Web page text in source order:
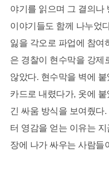
야기를 읽으며 그 결의나
이야기들도 함께 나누었
잃을 각오로 파업에 참여
은 경찰이 현수막을 강제
않았다. 현수막을 벽에
카드로 내렸다가, 옷에
긴 싸움 방식을 보여줬다
터 영감을 얻는 이유는
장에 나가 싸우는 사람들